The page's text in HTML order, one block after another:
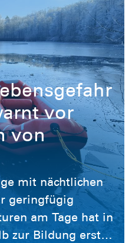
1. Triathlon-Bu ...
vor
von
mit nächtlichen
geringfügig
am Tage hat in
zur Bildung erster